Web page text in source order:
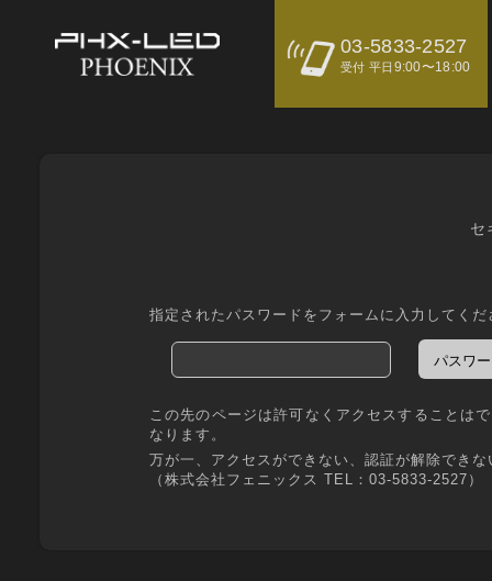
03-5833-2527
受付 平日 9:00〜18:00
セ
指定されたパスワードをフォームに入力してくだ
この先のページは許可なくアクセスすることは
なります。
万が一、アクセスができない、認証が解除でき
（株式会社フェニックス TEL：03-5833-2527）